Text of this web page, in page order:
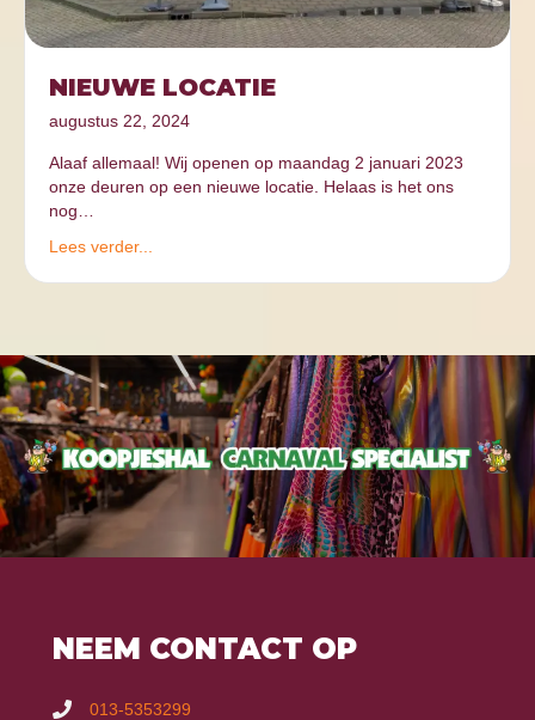
NIEUWE LOCATIE
augustus 22, 2024
Alaaf allemaal! Wij openen op maandag 2 januari 2023
onze deuren op een nieuwe locatie. Helaas is het ons
nog…
Lees verder...
NEEM CONTACT OP
013-5353299